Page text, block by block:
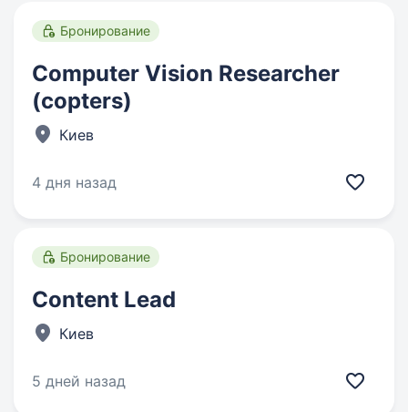
Бронирование
Computer Vision Researcher
(copters)
Киев
4 дня назад
Бронирование
Content Lead
Киев
5 дней назад